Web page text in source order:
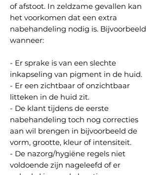
of afstoot. In zeldzame gevallen kan
het voorkomen dat een extra
nabehandeling nodig is. Bijvoorbeeld
wanneer:
- Er sprake is van een slechte
inkapseling van pigment in de huid.
- Er een zichtbaar of onzichtbaar
litteken in de huid zit.
- De klant tijdens de eerste
nabehandeling toch nog correcties
aan wil brengen in bijvoorbeeld de
vorm, grootte, kleur of intensiteit.
- De nazorg/hygiëne regels niet
voldoende zijn nageleefd of er